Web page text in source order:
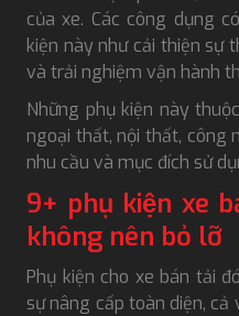
của xe. Các công dụng
kiện này như cải thiện sự
và trải nghiệm vận hành
Những phụ kiện này
ngoại thất, nội thất, công
nhu cầu và mục đích sử
9+ phụ kiện xe
không nên bỏ lỡ
Phụ kiện cho xe bán tải
sự nâng cấp toàn diện,